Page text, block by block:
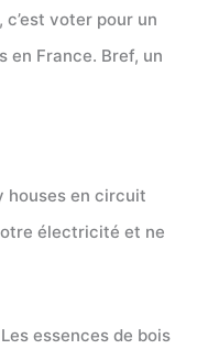
voter pour un
en France. Bref, un
houses en circuit
électricité et ne
essences de bois